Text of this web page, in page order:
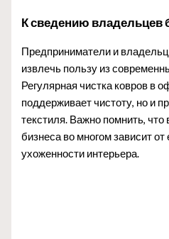
К сведению владельцев
Предприниматели и
извлечь пользу из
Регулярная чистка ковров в
поддерживает чистоту, но и
текстиля. Важно помнить,
бизнеса во многом зависит от
ухоженности интерьера.